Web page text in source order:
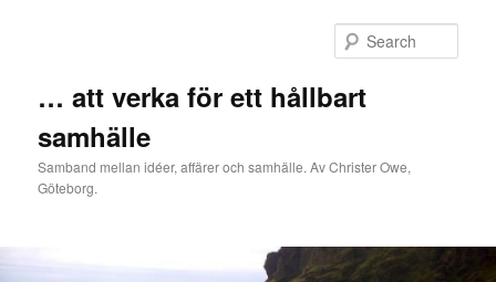
… att verka för ett hållbart
samhälle
Samband mellan idéer, affärer och samhälle. Av Christer Owe,
Göteborg.